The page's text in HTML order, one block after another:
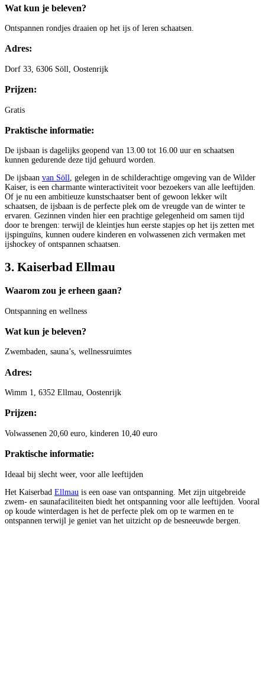
Wat kun je beleven?
Ontspannen rondjes draaien op het ijs of leren schaatsen.
Adres:
Dorf 33, 6306 Söll, Oostenrijk
Prijzen:
Gratis
Praktische informatie:
De ijsbaan is dagelijks geopend van 13.00 tot 16.00 uur en schaatsen
kunnen gedurende deze tijd gehuurd worden.
De ijsbaan van Söll, gelegen in de schilderachtige omgeving van de Wilder
Kaiser, is een charmante winteractiviteit voor bezoekers van alle leeftijden.
Of je nu een ambitieuze kunstschaatser bent of gewoon lekker wilt
schaatsen, de ijsbaan is de perfecte plek om de vreugde van de winter te
ervaren. Gezinnen vinden hier een prachtige gelegenheid om samen tijd
door te brengen: terwijl de kleintjes hun eerste stapjes op het ijs zetten met
ijspinguïns, kunnen oudere kinderen en volwassenen zich vermaken met
ijshockey of ontspannen schaatsen.
3. Kaiserbad Ellmau
Waarom zou je erheen gaan?
Ontspanning en wellness
Wat kun je beleven?
Zwembaden, sauna’s, wellnessruimtes
Adres:
Wimm 1, 6352 Ellmau, Oostenrijk
Prijzen:
Volwassenen 20,60 euro, kinderen 10,40 euro
Praktische informatie:
Ideaal bij slecht weer, voor alle leeftijden
Het Kaiserbad Ellmau is een oase van ontspanning. Met zijn uitgebreide
zwem- en saunafaciliteiten biedt het ontspanning voor alle leeftijden. Vooral
op koude winterdagen is het de perfecte plek om op te warmen en te
ontspannen terwijl je geniet van het uitzicht op de besneeuwde bergen.